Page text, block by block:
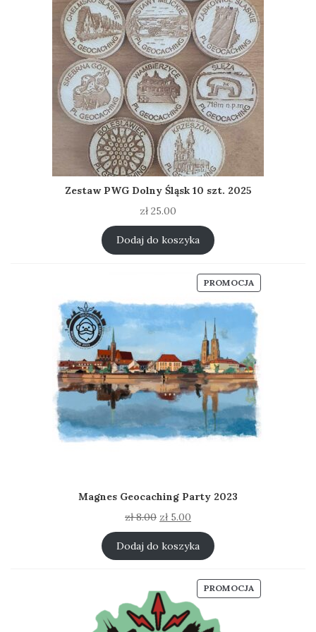
Zestaw PWG Dolny Śląsk 10 szt. 2025
zł25.00
Dodaj do koszyka
PROMOCJAPRODUKT
W
PROMOCJI
Magnes Geocaching Party 2023
zł8.00 Pierwotna
cena
wynosiła:
zł 8.00.
zł5.00
cena
wynosi:
zł 5.00.
Dodaj do koszyka
PROMOCJAPRODUKT
W